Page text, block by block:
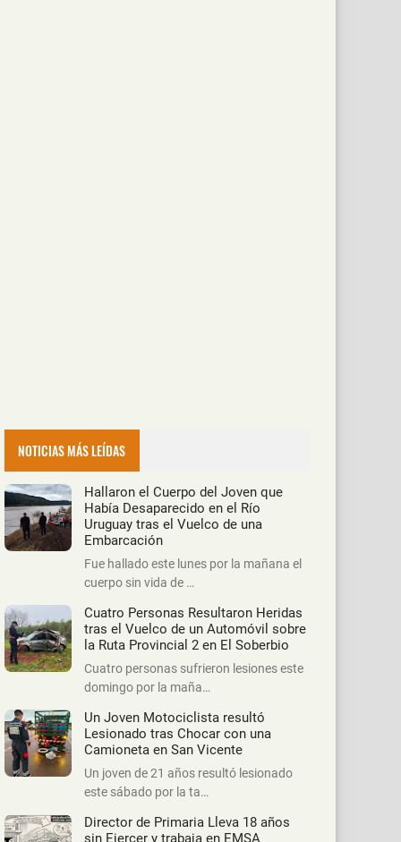
NOTICIAS MÁS LEÍDAS
Hallaron el Cuerpo del Joven que
Había Desaparecido en el Río
Uruguay tras el Vuelco de una
Embarcación
Fue hallado este lunes por la mañana el
cuerpo sin vida de …
Cuatro Personas Resultaron Heridas
tras el Vuelco de un Automóvil sobre
la Ruta Provincial 2 en El Soberbio
Cuatro personas sufrieron lesiones este
domingo por la maña…
Un Joven Motociclista resultó
Lesionado tras Chocar con una
Camioneta en San Vicente
Un joven de 21 años resultó lesionado
este sábado por la ta…
Director de Primaria Lleva 18 años
sin Ejercer y trabaja en EMSA